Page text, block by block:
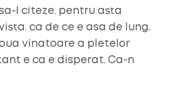
l citeze. pentru asta
ca de ce e asa de lung.
vinatoare a pletelor
e ca e disperat. Ca-n